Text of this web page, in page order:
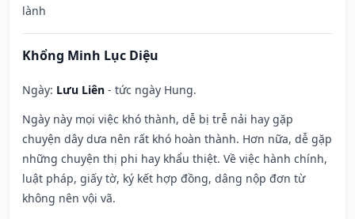
lành
Khổng Minh Lục Diệu
Ngày: Lưu Liên - tức ngày Hung.
Ngày này mọi việc khó thành, dễ bị trễ nải hay gặp
chuyện dây dưa nên rất khó hoàn thành. Hơn nữa, dễ gặp
những chuyện thị phi hay khẩu thiệt. Về việc hành chính,
luật pháp, giấy tờ, ký kết hợp đồng, dâng nộp đơn từ
không nên vội vã.